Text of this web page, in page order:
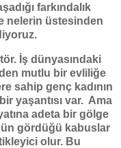
farkındalık
nelerin üstesinden
İş dünyasındaki
mutlu bir evliliğe
sahip genç kadının
yaşantısı var. Ama
adeta bir gölge
gördüğü kabuslar
olur. Bu